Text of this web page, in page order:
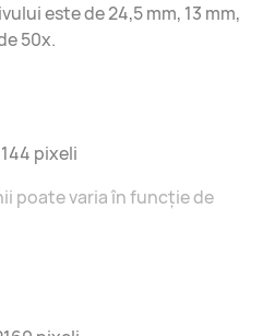
este de 24,5 mm, 13 mm,
50x.
pixeli
poate varia în funcție de